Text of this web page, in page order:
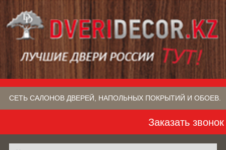
СЕТЬ САЛОНОВ ДВЕРЕЙ, НАПОЛЬНЫХ ПОКРЫТИЙ​ И ОБОЕВ.
Заказать звонок